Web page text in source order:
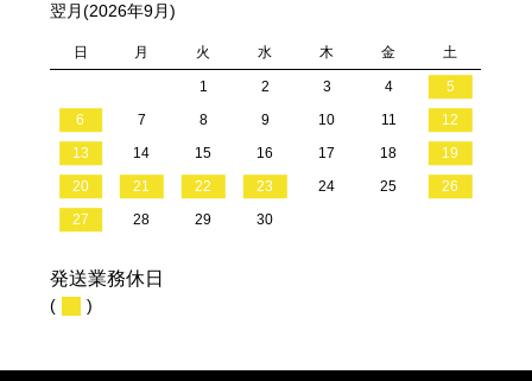
翌月(2026年9月)
日 月 火 水 木 金 土
1 2 3 4
5
6
7 8 9 10 11
12
13
14 15 16 17 18
19
20
21 22 23 24 25
26
27
28 29 30
発送業務休日
( )